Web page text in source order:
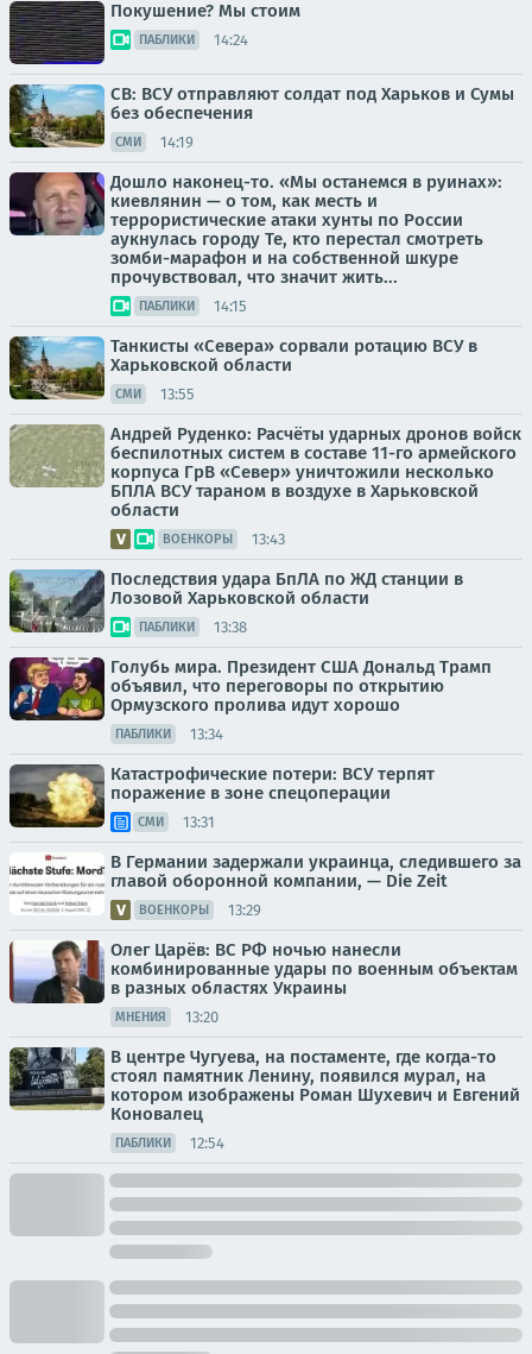
Покушение? Мы стоим
ПАБЛИКИ 14:24
СВ: ВСУ отправляют солдат под Харьков и Сумы
без обеспечения
СМИ 14:19
Дошло наконец-то. «Мы останемся в руинах»:
киевлянин — о том, как месть и
террористические атаки хунты по России
аукнулась городу Те, кто перестал смотреть
зомби-марафон и на собственной шкуре
прочувствовал, что значит жить...
ПАБЛИКИ 14:15
Танкисты «Севера» сорвали ротацию ВСУ в
Харьковской области
СМИ 13:55
Андрей Руденко: Расчёты ударных дронов войск
беспилотных систем в составе 11-го армейского
корпуса ГрВ «Север» уничтожили несколько
БПЛА ВСУ тараном в воздухе в Харьковской
области
ВОЕНКОРЫ 13:43
Последствия удара БпЛА по ЖД станции в
Лозовой Харьковской области
ПАБЛИКИ 13:38
Голубь мира. Президент США Дональд Трамп
объявил, что переговоры по открытию
Ормузского пролива идут хорошо
ПАБЛИКИ 13:34
Катастрофические потери: ВСУ терпят
поражение в зоне спецоперации
СМИ 13:31
В Германии задержали украинца, следившего за
главой оборонной компании, — Die Zeit
ВОЕНКОРЫ 13:29
Олег Царёв: ВС РФ ночью нанесли
комбинированные удары по военным объектам
в разных областях Украины
МНЕНИЯ 13:20
В центре Чугуева, на постаменте, где когда-то
стоял памятник Ленину, появился мурал, на
котором изображены Роман Шухевич и Евгений
Коновалец
ПАБЛИКИ 12:54